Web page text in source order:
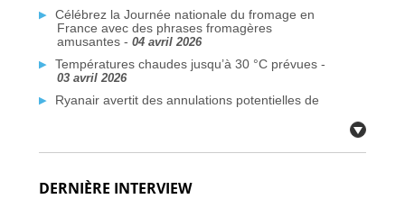
Célébrez la Journée nationale du fromage en
France avec des phrases fromagères
amusantes - 04 avril 2026
Températures chaudes jusqu’à 30 °C prévues -
03 avril 2026
Ryanair avertit des annulations potentielles de
Plus de traversées Dunkerque–Rosslare
Des communes françaises face à la crise de
DERNIÈRE INTERVIEW